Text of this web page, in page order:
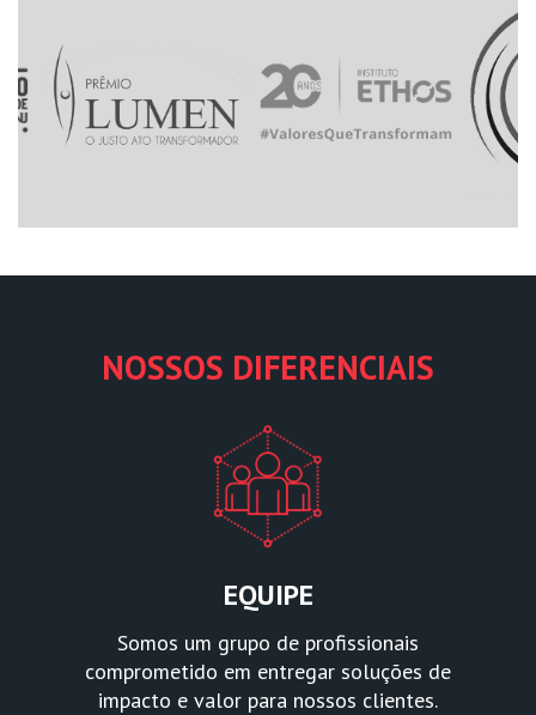
NOSSOS DIFERENCIAIS
EQUIPE
Somos um grupo de profissionais
comprometido em entregar soluções de
impacto e valor para nossos clientes.